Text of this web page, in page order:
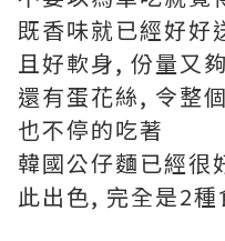
既香味就已經好好
且好軟身, 份量又
還有蛋花絲, 令整
也不停的吃著
韓國公仔麵已經很
此出色, 完全是2種